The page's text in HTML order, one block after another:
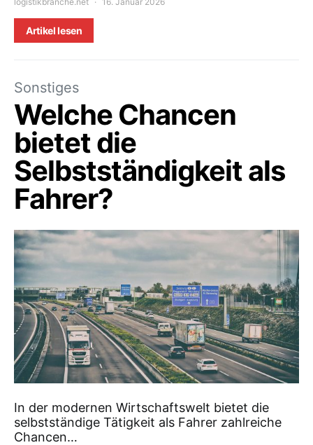
Artikel lesen
Sonstiges
Welche Chancen
bietet die
Selbstständigkeit als
Fahrer?
In der modernen Wirtschaftswelt bietet die
selbstständige Tätigkeit als Fahrer zahlreiche
Chancen…